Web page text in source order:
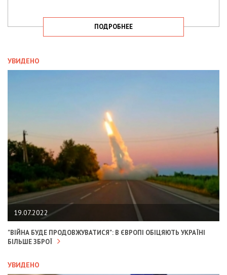
ПОДРОБНЕЕ
УВИДЕНО
19.07.2022
"ВІЙНА БУДЕ ПРОДОВЖУВАТИСЯ": В ЄВРОПІ ОБІЦЯЮТЬ УКРАЇНІ
БІЛЬШЕ ЗБРОЇ
УВИДЕНО